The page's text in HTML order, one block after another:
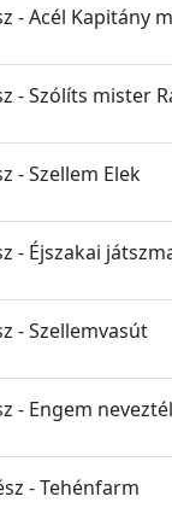
- Acél Kapitány
- Szólíts mister
- Szellem Elek
- Éjszakai
- Szellemvasút
- Engem
- Tehénfarm